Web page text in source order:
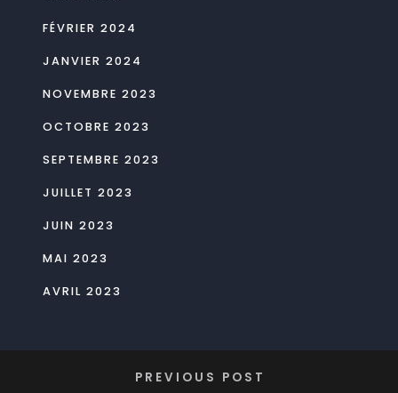
FÉVRIER 2024
JANVIER 2024
NOVEMBRE 2023
OCTOBRE 2023
SEPTEMBRE 2023
JUILLET 2023
JUIN 2023
MAI 2023
AVRIL 2023
PREVIOUS POST